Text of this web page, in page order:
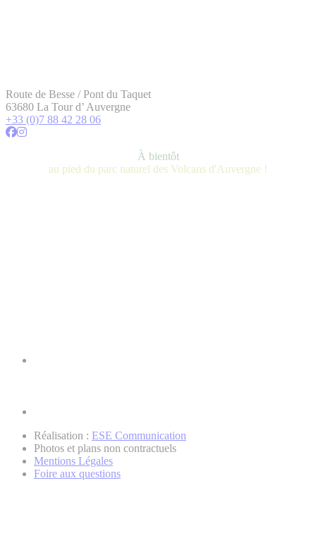
Route de Besse / Pont du Taquet
63680 La Tour d’ Auvergne
+33 (0)7 88 42 28 06
À bientôt
au pied du parc naturel des Volcans d'Auvergne !
Réalisation : ESE Communication
Photos et plans non contractuels
Mentions Légales
Foire aux questions